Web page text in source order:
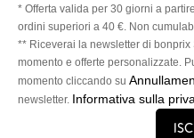
* Offerta valida per 30 giorni a
ordini superiori a 40 €. Non
** Riceverai la newsletter di
momento e offerte personalizzate.
momento cliccando su
newsletter. Informativa sulla